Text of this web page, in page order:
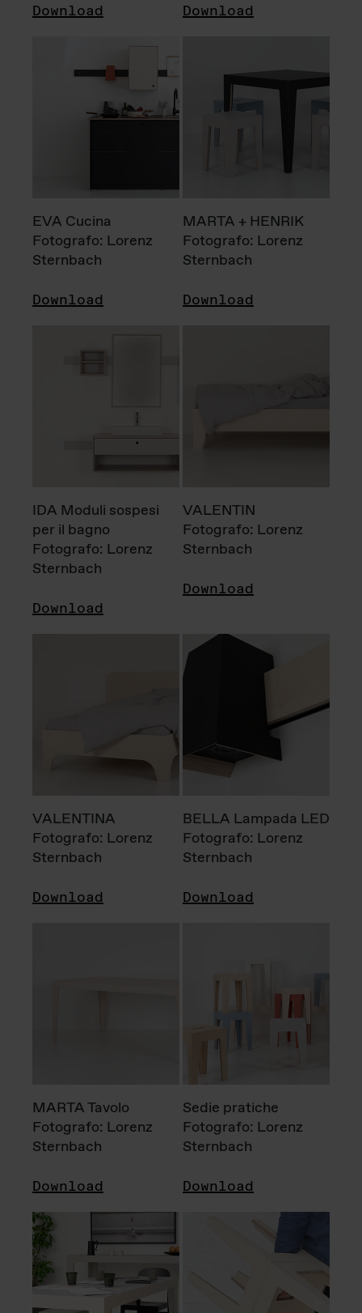
Download Download
EVA Cucina
Fotografo: Lorenz
Sternbach
Download
MARTA + HENRIK
Fotografo: Lorenz
Sternbach
Download
IDA Moduli sospesi
per il bagno
Fotografo: Lorenz
Sternbach
Download
VALENTIN
Fotografo: Lorenz
Sternbach
Download
VALENTINA
Fotografo: Lorenz
Sternbach
Download
BELLA Lampada LED
Fotografo: Lorenz
Sternbach
Download
MARTA Tavolo
Fotografo: Lorenz
Sternbach
Download
Sedie pratiche
Fotografo: Lorenz
Sternbach
Download